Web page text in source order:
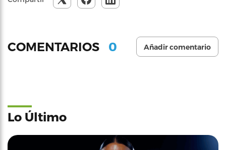
COMENTARIOS 0 Añadir comentario
Lo Último